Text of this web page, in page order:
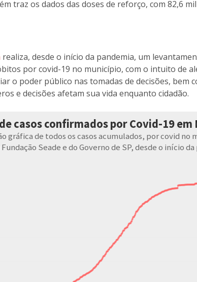
traz os dados das doses de reforço, com 82,6
realiza, desde o início da pandemia, um
por covid-19 no município, com o intuito de
o poder público nas tomadas de decisões, bem
e decisões afetam sua vida enquanto cidadão.